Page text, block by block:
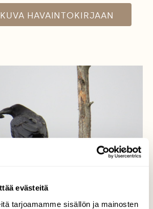
evästeitä
tarjoamamme sisällön ja mainosten
HAVAINTOKIRJAAN